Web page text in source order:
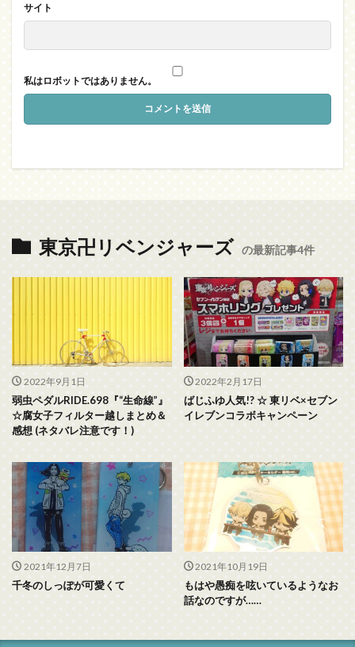
サイト
私はロボットではありません。
東京卍リベンジャーズ の最新記事4件
2022年9月1日
弱虫ペダルRIDE.698『“生命線”』
☆腐女子フィルター越しまとめ＆
感想 (ネタバレ注意です！)
2022年2月17日
ばじふゆ人気!? ☆ 東リベ×セブン
イレブンコラボキャンペーン
2021年12月7日
千冬のしっぽが可愛くて
2021年10月19日
もはや愚痴を呟いているようなお
話なのですが……